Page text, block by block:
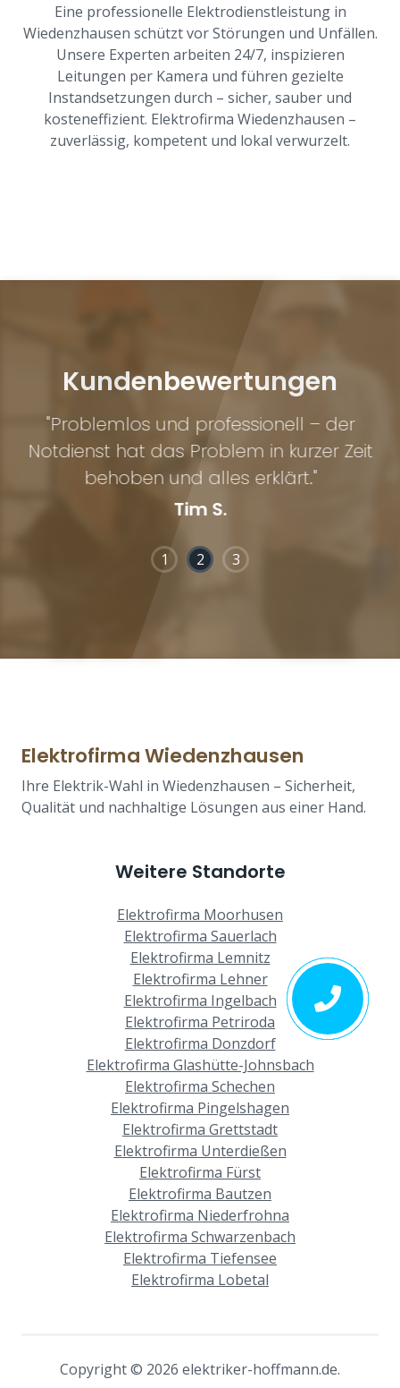
Eine professionelle Elektrodienstleistung in
Wiedenzhausen schützt vor Störungen und Unfällen.
Unsere Experten arbeiten 24/7, inspizieren
Leitungen per Kamera und führen gezielte
Instandsetzungen durch – sicher, sauber und
kosteneffizient. Elektrofirma Wiedenzhausen –
zuverlässig, kompetent und lokal verwurzelt.
Kundenbewertungen
"Problemlos und professionell – der
Notdienst hat das Problem in kurzer Zeit
behoben und alles erklärt."
Tim S.
1 2 3
Elektrofirma Wiedenzhausen
Ihre Elektrik-Wahl in Wiedenzhausen – Sicherheit,
Qualität und nachhaltige Lösungen aus einer Hand.
Weitere Standorte
Elektrofirma Moorhusen
Elektrofirma Sauerlach
Elektrofirma Lemnitz
Elektrofirma Lehner
Elektrofirma Ingelbach
Elektrofirma Petriroda
Elektrofirma Donzdorf
Elektrofirma Glashütte-Johnsbach
Elektrofirma Schechen
Elektrofirma Pingelshagen
Elektrofirma Grettstadt
Elektrofirma Unterdießen
Elektrofirma Fürst
Elektrofirma Bautzen
Elektrofirma Niederfrohna
Elektrofirma Schwarzenbach
Elektrofirma Tiefensee
Elektrofirma Lobetal
Copyright © 2026 elektriker-hoffmann.de.